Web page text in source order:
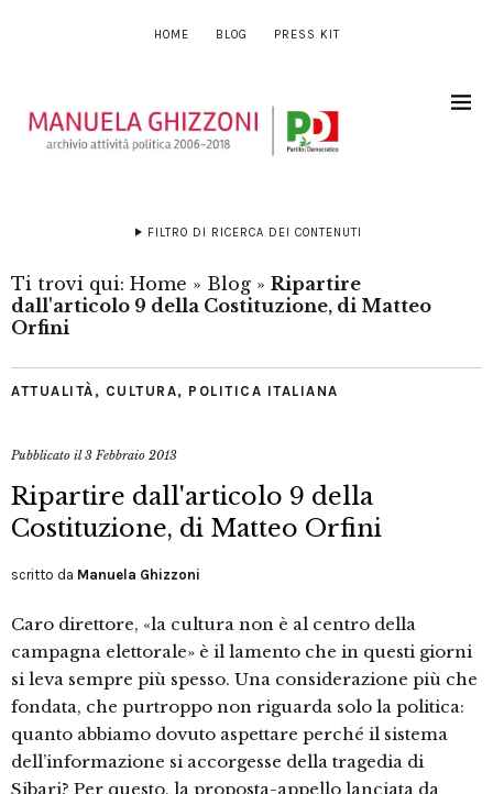
HOME BLOG PRESS KIT
FILTRO DI RICERCA DEI CONTENUTI
Ti trovi qui: Home » Blog » Ripartire
dall'articolo 9 della Costituzione, di Matteo
Orfini
ATTUALITÀ , CULTURA, POLITICA ITALIANA
Pubblicato il3 Febbraio 2013
Ripartire dall'articolo 9 della
Costituzione, di Matteo Orfini
scritto da Manuela Ghizzoni
Caro direttore, «la cultura non è al centro della
campagna elettorale» è il lamento che in questi giorni
si leva sempre più spesso. Una considerazione più che
fondata, che purtroppo non riguarda solo la politica:
quanto abbiamo dovuto aspettare perché il sistema
dell’informazione si accorgesse della tragedia di
Sibari? Per questo, la proposta-appello lanciata da